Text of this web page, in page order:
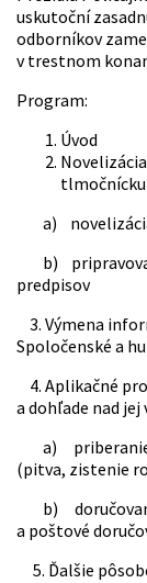
uskutoční
odborníkov
v trestnom
Program:
Úvod
a) novelizácia
b)
predpisov
3. Výmena
Spoločenské a
4. Aplikačné
a dohľade nad
a) priberanie
(pitva, zistenie
b)
a poštové
5. Ďalšie